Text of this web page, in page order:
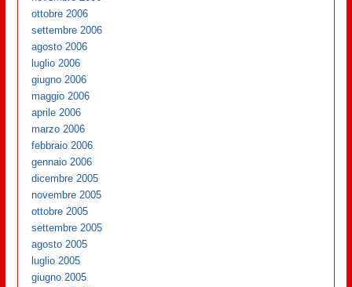
ottobre 2006
settembre 2006
agosto 2006
luglio 2006
giugno 2006
maggio 2006
aprile 2006
marzo 2006
febbraio 2006
gennaio 2006
dicembre 2005
novembre 2005
ottobre 2005
settembre 2005
agosto 2005
luglio 2005
giugno 2005